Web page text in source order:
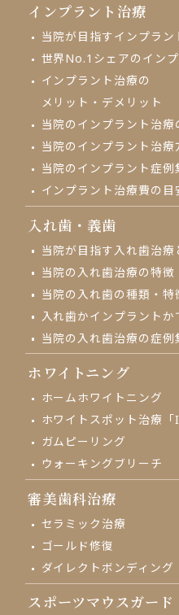
インプラント治療
当院が目指すインプラン
世界No.1シェアの イン
インプラント治療の
メリット・デメリット
当院のインプラント治療
当院のインプラント治療
当院のインプラント症例
インプラント治療費の目
入れ歯・義歯
当院が目指す入れ歯治療
当院の入れ歯治療の特徴
当院の入れ歯の種類・特
入れ歯かインプラントか
当院の入れ歯治療の症例
ホワイトニング
ホームホワイトニング
ホワイトスポット治療「
ガムピーリング
ウォーキングブリーチ
審美歯科治療
セラミック治療
ゴールド修復
ダイレクトボンディング
スポーツマウスガード